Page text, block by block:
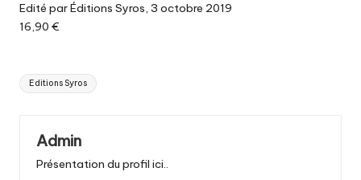
Edité par Éditions Syros, 3 octobre 2019
16,90 €
Tags:
Editions Syros
Admin
Présentation du profil ici..